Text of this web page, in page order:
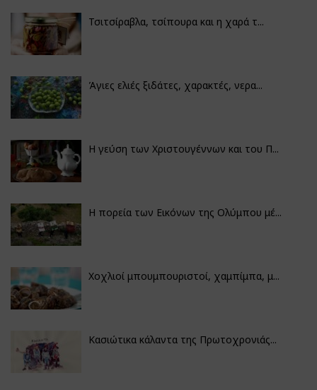
Τσιτσίραβλα, τσίπουρα και η χαρά τ...
Άγιες ελιές ξιδάτες, χαρακτές, νερα...
Η γεύση των Χριστουγέννων και του Π...
Η πορεία των Εικόνων της Ολύμπου μέ...
Χοχλιοί μπουμπουριστοί, χαμπίμπα, μ...
Κασιώτικα κάλαντα της Πρωτοχρονιάς...